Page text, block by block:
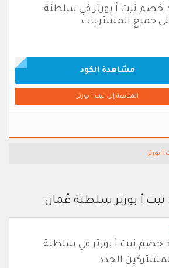
خصم نيت أ بورتر في سلطنة
جميع المشتريات
مشاهدة الكود
المتابعة إلى نيت أ بورتر
أ بورتر
أ بورتر سلطنة عُمان
كود خصم نيت أ بورتر في سلطنة
الجدد